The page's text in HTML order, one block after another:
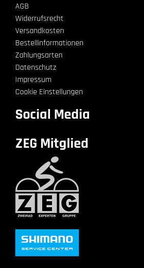
AGB
Widerrufsrecht
Versandkosten
Bestellinformationen
Zahlungsarten
Datenschutz
Impressum
Cookie Einstellungen
Social Media
ZEG Mitglied